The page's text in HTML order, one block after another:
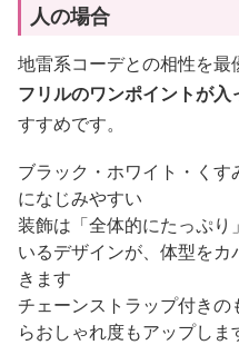
人の場合
地雷系コーデとの相性を最
フリルのワンポイントが
すすめです。
ブラック・ホワイト・く
になじみやすい
装飾は「全体的にたっぷ
いるデザインが、体型を
きます
チェーンストラップ付き
らおしゃれ度もアップしま